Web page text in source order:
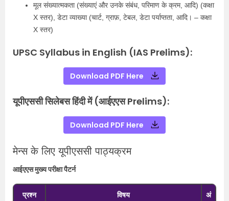
मूल संख्यात्मकता (संख्याएं और उनके संबंध, परिमाण के क्रम, आदि) (कक्षा
X स्तर), डेटा व्याख्या (चार्ट, ग्राफ़, टेबल, डेटा पर्याप्तता, आदि। – कक्षा
X स्तर)
UPSC Syllabus in English (IAS Prelims):
Download PDF Here
यूपीएससी सिलेबस हिंदी में (आईएएस Prelims):
Download PDF Here
मेन्स के लिए यूपीएससी पाठ्यक्रम
आईएएस मुख्य परीक्षा पैटर्न
प्रश्न विषय अं